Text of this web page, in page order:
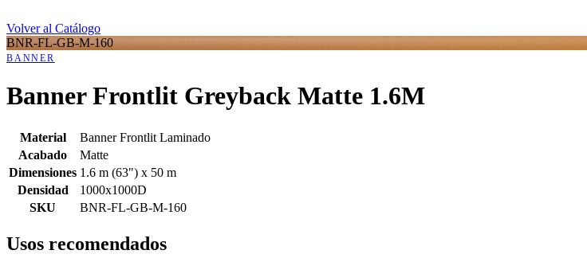
Volver al Catálogo
BNR-FL-GB-M-160
BANNER
Banner Frontlit Greyback Matte 1.6M
Material
Banner Frontlit Laminado
Acabado
Matte
Dimensiones 1.6 m (63") x 50 m
Densidad
1000x1000D
SKU
BNR-FL-GB-M-160
Usos recomendados